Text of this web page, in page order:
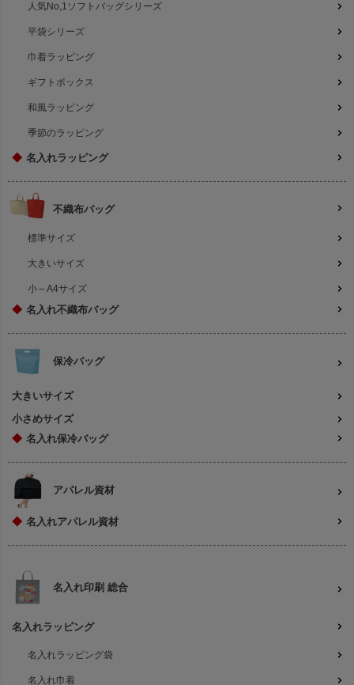
人気No,1ソフトバッグシリーズ
平袋シリーズ
巾着ラッピング
ギフトボックス
和風ラッピング
季節のラッピング
◆ 名入れラッピング
不織布バッグ
標準サイズ
大きいサイズ
小～A4サイズ
◆ 名入れ不織布バッグ
保冷バッグ
大きいサイズ
小さめサイズ
◆ 名入れ保冷バッグ
アパレル資材
◆ 名入れアパレル資材
名入れ印刷 総合
名入れラッピング
名入れラッピング袋
名入れ巾着